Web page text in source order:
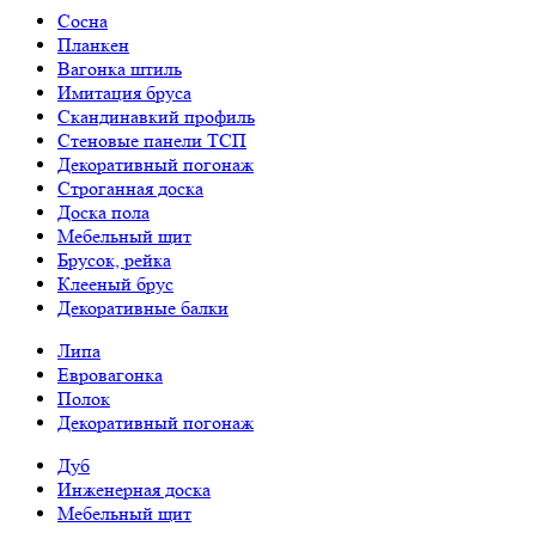
Сосна
Планкен
Вагонка штиль
Имитация бруса
Скандинавкий профиль
Стеновые панели ТСП
Декоративный погонаж
Строганная доска
Доска пола
Мебельный щит
Брусок, рейка
Клееный брус
Декоративные балки
Липа
Евровагонка
Полок
Декоративный погонаж
Дуб
Инженерная доска
Мебельный щит